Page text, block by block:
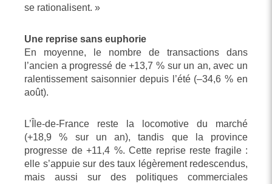
se rationalisent. »
Une reprise sans euphorie
En moyenne, le nombre de transactions dans
l’ancien a progressé de +13,7 % sur un an, avec un
ralentissement saisonnier depuis l’été (–34,6 % en
août).
L’Île-de-France reste la locomotive du marché
(+18,9 % sur un an), tandis que la province
progresse de +11,4 %. Cette reprise reste fragile :
elle s’appuie sur des taux légèrement redescendus,
mais aussi sur des politiques commerciales